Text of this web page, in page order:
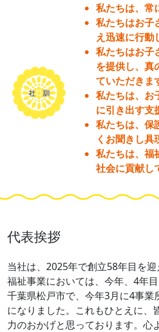
支援プログラム【ソレ
サービス)】
2026.07.06
支援プログラム【ソレイ
支援プログラム【ソレ
支援プログラム【ソレイ
ビス)】
2026.07.01
私たちは、常
私たちはお子
え迅速に行動
私たちはお子
を提供し、真
ていただきま
私たちは、お
に引き出す支
私たちは、保
くお聞きし具
私たちは、福
社会に貢献し
代表挨拶
当社は、2025年で創立58年目を迎
福祉事業においては、今年、4年目
千葉県松戸市で、今年3月に4事業
になりました。これもひとえに、
力のおかげと思っております。心